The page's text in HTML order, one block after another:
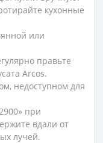
кухонные
или
правьте
Arcos.
недоступном для
при
вдали от
лучей.